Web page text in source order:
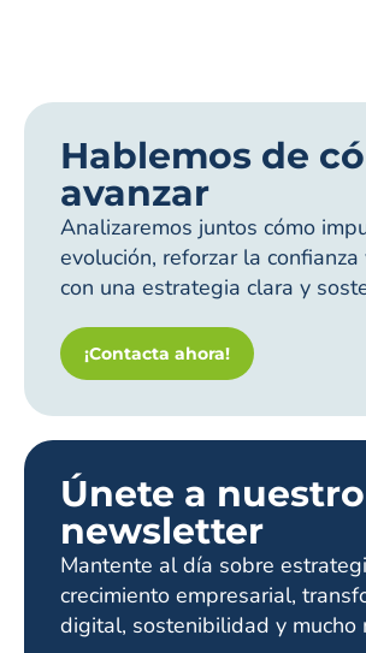
Hablemos de
avanzar
Analizaremos juntos cómo
evolución, reforzar la confianza
con una estrategia clara y
¡Contacta ahora!
Únete a nuestro
newsletter
Mantente al día sobre
crecimiento empresarial,
digital, sostenibilidad y mucho